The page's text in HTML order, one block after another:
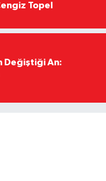
Topel
Değiştiği An: